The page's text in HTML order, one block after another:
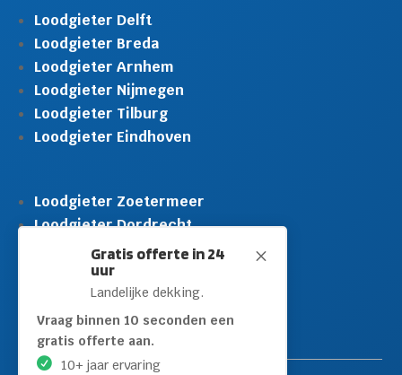
M
Gratis offerte in 24
uur
Landelijke dekking.
Vraag binnen 10 seconden een
gratis offerte aan.
10+ jaar ervaring
Loodgieter Delft
Loodgieter Breda
Loodgieter Arnhem
Loodgieter Nijmegen
Loodgieter Tilburg
Loodgieter Eindhoven
Loodgieter Zoetermeer
Loodgieter Dordrecht
Loodgieter Rijswijk
Loodgieter Schiedam
Loodgieter Leidschendam
Loodgieter Hilversum